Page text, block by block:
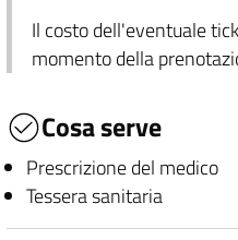
Il costo dell'eventuale
momento della
Cosa serve
Prescrizione del medico
Tessera sanitaria